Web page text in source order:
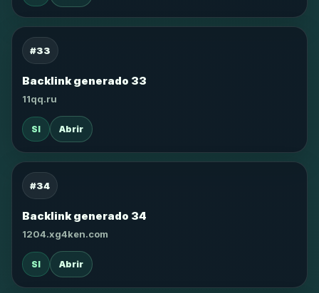
#33
Backlink generado 33
11qq.ru
SI Abrir
#34
Backlink generado 34
1204.xg4ken.com
SI Abrir